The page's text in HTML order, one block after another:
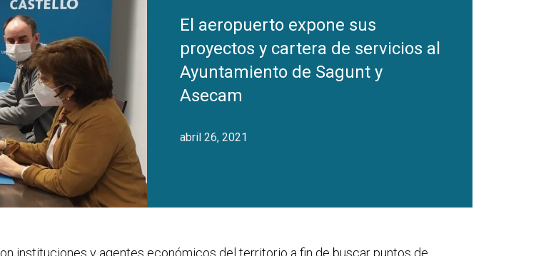
El aeropuerto expone sus
proyectos y cartera de servicios al
Ayuntamiento de Sagunt y
Asecam
abril 26, 2021
instituciones y agentes económicos del territorio a fin de buscar puntos de